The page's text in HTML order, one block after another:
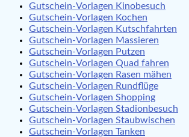
Gutschein-Vorlagen Kinobesuch
Gutschein-Vorlagen Kochen
Gutschein-Vorlagen Kutschfahrten
Gutschein-Vorlagen Massieren
Gutschein-Vorlagen Putzen
Gutschein-Vorlagen Quad fahren
Gutschein-Vorlagen Rasen mähen
Gutschein-Vorlagen Rundflüge
Gutschein-Vorlagen Shopping
Gutschein-Vorlagen Stadionbesuch
Gutschein-Vorlagen Staubwischen
Gutschein-Vorlagen Tanken